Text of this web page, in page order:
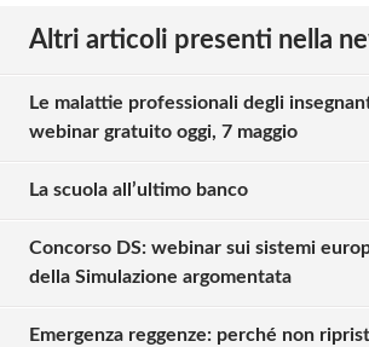
Altri articoli presenti nella
Le malattie professionali degli
webinar gratuito oggi, 7 maggio
La scuola all’ultimo banco
Concorso DS: webinar sui sistemi
della Simulazione argomentata
Emergenza reggenze: perché non